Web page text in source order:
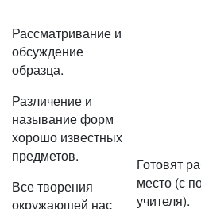
Рассматривание и
обсуждение
образца.
Различение и
называние форм
хорошо известных
предметов.
Все творения
окружающей нас
Готовят
место (с
учителя).